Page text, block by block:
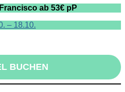
ab 53€ pP
– 18.10.
BUCHEN